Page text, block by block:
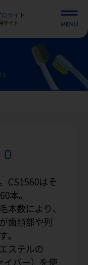
サイト
サイト
CS1560はそ
本。
本数により、
歯頚部や列
。
ステルの
バー）を使